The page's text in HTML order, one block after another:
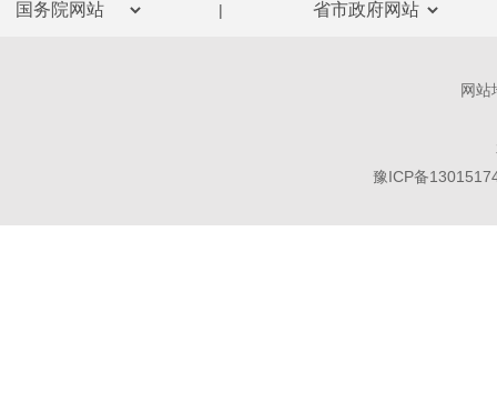
|
网站
豫ICP备